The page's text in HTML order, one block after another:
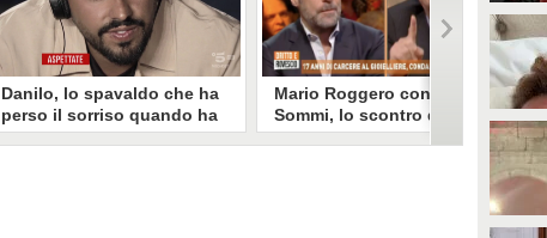
Danilo, lo spavaldo che ha
perso il sorriso quando ha
scoperto la gelosia a
Mario Roggero contro Luca
Sommi, lo scontro del 2023
torna virale: "Lo
Torna virale lo scontro tra Mario
Roggero e Luca Sommi a Dritto e
Rovescio nel dicembre 2023. Alla